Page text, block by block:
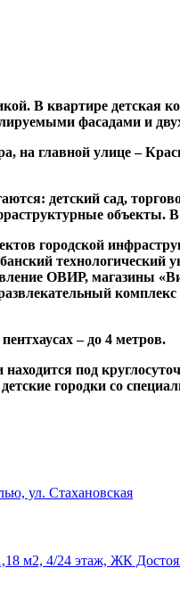
В квартире детская
фасадами и
на главной улице –
детский сад,
объекты. В
городской
технологический
ОВИР, магазины
– до 4 метров.
под
городки со
ул. Стахановская
м2, 4/24 этаж, ЖК